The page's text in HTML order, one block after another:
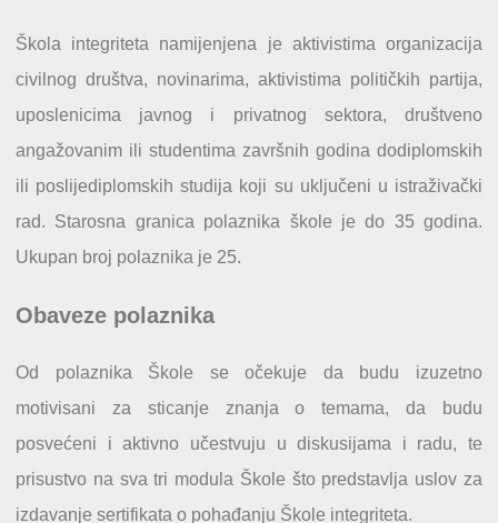
Škola integriteta namijenjena je aktivistima organizacija
civilnog društva, novinarima, aktivistima političkih partija,
uposlenicima javnog i privatnog sektora, društveno
angažovanim ili studentima završnih godina dodiplomskih
ili poslijediplomskih studija koji su uključeni u istraživački
rad. Starosna granica polaznika škole je do 35 godina.
Ukupan broj polaznika je 25.
Obaveze polaznika
Od polaznika Škole se očekuje da budu izuzetno
motivisani za sticanje znanja o temama, da budu
posvećeni i aktivno učestvuju u diskusijama i radu, te
prisustvo na sva tri modula Škole što predstavlja uslov za
izdavanje sertifikata o pohađanju Škole integriteta.